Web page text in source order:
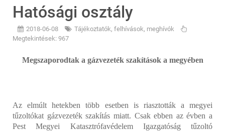
Hatósági osztály
2018-06-08
Tájékoztatók, felhívások, meghívók
Megtekintések: 967
Megszaporodtak a gázvezeték szakítások a megyében
Az elmúlt hetekben több esetben is riasztották a megyei
tűzoltókat gázvezeték szakítás miatt. Csak ebben az évben a
Pest Megyei Katasztrófavédelem Igazgatóság tűzoltó